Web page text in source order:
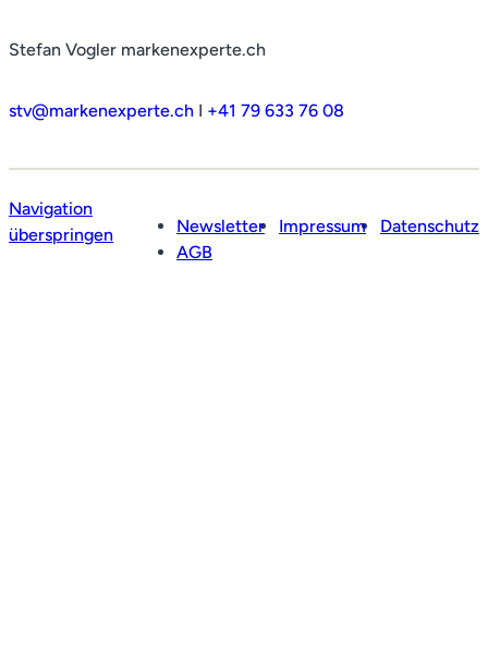
Stefan Vogler markenexperte.ch
stv@markenexperte.ch I +41 79 633 76 08
Navigation
überspringen
Newsletter Impressum
Datenschutz
AGB